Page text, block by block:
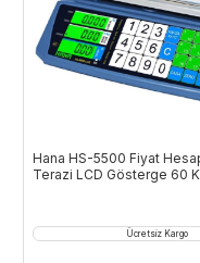
Hana HS-5500 Fiyat
Terazi LCD Gösterge 60
Ücretsiz Kargo